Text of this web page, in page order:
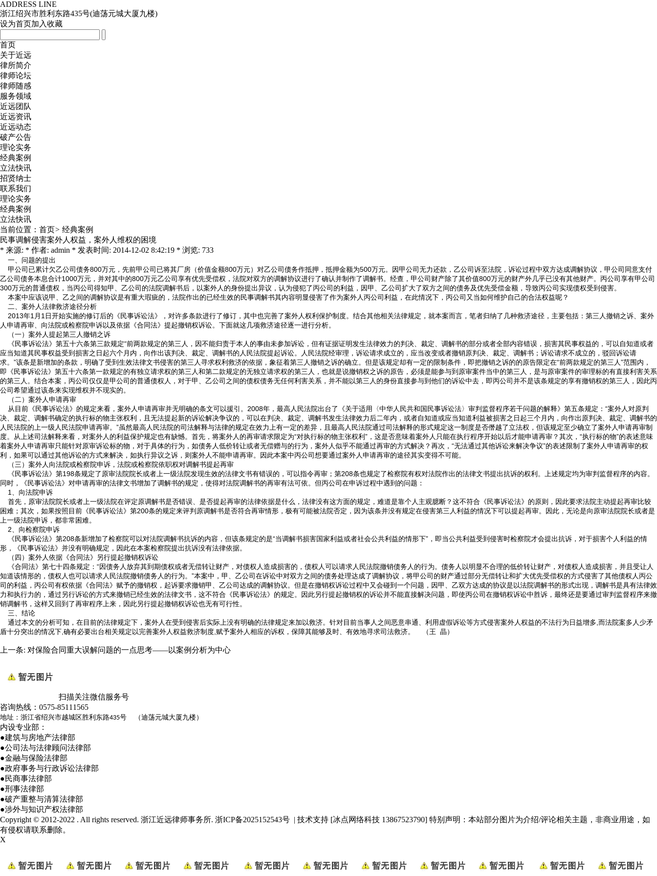
ADDRESS LINE
浙江绍兴市胜利东路435号(迪荡元城大厦九楼)
设为首页加入收藏
首页
关于近远
律所简介
律师论坛
律师随感
服务领域
近远团队
近远资讯
近远动态
破产公告
理论实务
经典案例
立法快讯
招贤纳士
联系我们
理论实务
经典案例
立法快讯
当前位置： 首页> 经典案例
民事调解侵害案外人权益，案外人维权的困境
* 来源: * 作者: admin * 发表时间: 2014-12-02 8:42:19 * 浏览: 733
一、问题的提出
甲公司已累计欠乙公司债务800万元，先前甲公司已将其厂房（价值金额800万元）对乙公司债务作抵押，抵押金额为500万元。因甲公司无力还款，乙公司诉至法院，诉讼过程中双方达成调解协议，甲公司同意支付
乙公司债务本息合计1000万元，并对其中的800万元乙公司享有优先受偿权，法院对双方的调解协议进行了确认并制作了调解书。经查，甲公司财产除了其价值800万元的财产外几乎已没有其他财产。丙公司享有甲公司
300万元的普通债权，当丙公司得知甲、乙公司的法院调解书后，以案外人的身份提出异议，认为侵犯了丙公司的利益，因甲、乙公司扩大了双方之间的债务及优先受偿金额，导致丙公司实现债权受到侵害。
本案中应该说甲、乙之间的调解协议是有重大瑕疵的，法院作出的已经生效的民事调解书其内容明显侵害了作为案外人丙公司利益，在此情况下，丙公司又当如何维护自己的合法权益呢？
二、案外人法律救济途径分析
2013年1月1日开始实施的修订后的《民事诉讼法》，对许多条款进行了修订，其中也完善了案外人权利保护制度。结合其他相关法律规定，就本案而言，笔者归纳了几种救济途径，主要包括：第三人撤销之诉、案外
人申请再审、向法院或检察院申诉以及依据《合同法》提起撤销权诉讼。下面就这几项救济途径逐一进行分析。
（一）案外人提起第三人撤销之诉
《民事诉讼法》第五十六条第三款规定“前两款规定的第三人，因不能归责于本人的事由未参加诉讼，但有证据证明发生法律效力的判决、裁定、调解书的部分或者全部内容错误，损害其民事权益的，可以自知道或者
应当知道其民事权益受到损害之日起六个月内，向作出该判决、裁定、调解书的人民法院提起诉讼。人民法院经审理，诉讼请求成立的，应当改变或者撤销原判决、裁定、调解书；诉讼请求不成立的，驳回诉讼请
求。”该条是新增加的条款，明确了受到生效法律文书侵害的第三人寻求权利救济的依据，象征着第三人撤销之诉的确立。但是该规定却有一定的限制条件，即把撤销之诉的的原告限定在“前两款规定的第三人”范围内，
即《民事诉讼法》第五十六条第一款规定的有独立请求权的第三人和第二款规定的无独立请求权的第三人，也就是说撤销权之诉的原告，必须是能参与到原审案件当中的第三人，是与原审案件的审理标的有直接利害关系
的第三人。结合本案，丙公司仅仅是甲公司的普通债权人，对于甲、乙公司之间的债权债务无任何利害关系，并不能以第三人的身份直接参与到他们的诉讼中去，即丙公司并不是该条规定的享有撤销权的第三人，因此丙
公司希望通过该条来实现维权并不现实的。
（二）案外人申请再审
从目前《民事诉讼法》的规定来看，案外人申请再审并无明确的条文可以援引。2008年，最高人民法院出台了《关于适用〈中华人民共和国民事诉讼法〉审判监督程序若干问题的解释》第五条规定：“案外人对原判
决、裁定、调解书确定的执行标的物主张权利，且无法提起新的诉讼解决争议的，可以在判决、裁定、调解书发生法律效力后二年内，或者自知道或应当知道利益被损害之日起三个月内，向作出原判决、裁定、调解书的
人民法院的上一级人民法院申请再审。”虽然最高人民法院的司法解释与法律的规定在效力上有一定的差异，且最高人民法院通过司法解释的形式规定这一制度是否僭越了立法权，但该规定至少确立了案外人申请再审制
度。从上述司法解释来看，对案外人的利益保护规定也有缺憾。首先，将案外人的再审请求限定为“对执行标的物主张权利”，这是否意味着案外人只能在执行程序开始以后才能申请再审？其次，“执行标的物”的表述意味
着案外人申请再审只能针对原审诉讼标的物，对于具体的行为，如债务人低价转让或者无偿赠与的行为，案外人似乎不能通过再审的方式解决？再次，“无法通过其他诉讼来解决争议”的表述限制了案外人申请再审的权
利，如果可以通过其他诉讼的方式来解决，如执行异议之诉，则案外人不能申请再审。因此本案中丙公司想要通过案外人申请再审的途径其实变得不可能。
（三）案外人向法院或检察院申诉，法院或检察院依职权对调解书提起再审
《民事诉讼法》第198条规定了原审法院院长或者上一级法院发现生效的法律文书有错误的，可以指令再审；第208条也规定了检察院有权对法院作出的法律文书提出抗诉的权利。上述规定均为审判监督程序的内容。
同时，《民事诉讼法》对申请再审的法律文书增加了调解书的规定，使得对法院调解书的再审有法可依。但丙公司在申诉过程中遇到的问题：
1、向法院申诉
首先，原审法院院长或者上一级法院在评定原调解书是否错误、是否提起再审的法律依据是什么，法律没有这方面的规定，难道是靠个人主观臆断？这不符合《民事诉讼法》的原则，因此要求法院主动提起再审比较
困难；其次，如果按照目前《民事诉讼法》第200条的规定来评判原调解书是否符合再审情形，极有可能被法院否定，因为该条并没有规定在侵害第三人利益的情况下可以提起再审。因此，无论是向原审法院院长或者是
上一级法院申诉，都非常困难。
2、向检察院申诉
《民事诉讼法》第208条新增加了检察院可以对法院调解书抗诉的内容，但该条规定的是“当调解书损害国家利益或者社会公共利益的情形下”，即当公共利益受到侵害时检察院才会提出抗诉，对于损害个人利益的情
形，《民事诉讼法》并没有明确规定，因此在本案检察院提出抗诉没有法律依据。
（四）案外人依据《合同法》另行提起撤销权诉讼
《合同法》第七十四条规定：“因债务人放弃其到期债权或者无偿转让财产，对债权人造成损害的，债权人可以请求人民法院撤销债务人的行为。债务人以明显不合理的低价转让财产，对债权人造成损害，并且受让人
知道该情形的，债权人也可以请求人民法院撤销债务人的行为。”本案中，甲、乙公司在诉讼中对双方之间的债务处理达成了调解协议，将甲公司的财产通过部分无偿转让和扩大优先受偿权的方式侵害了其他债权人丙公
司的利益，丙公司有权依据《合同法》赋予的撤销权，起诉要求撤销甲、乙公司达成的调解协议。但是在撤销权诉讼过程中又会碰到一个问题，因甲、乙双方达成的协议是以法院调解书的形式出现，调解书是具有法律效
力和执行力的，通过另行诉讼的方式来撤销已经生效的法律文书，这不符合《民事诉讼法》的规定。因此另行提起撤销权的诉讼并不能直接解决问题，即使丙公司在撤销权诉讼中胜诉，最终还是要通过审判监督程序来撤
销调解书，这样又回到了再审程序上来，因此另行提起撤销权诉讼也无有可行性。
三、结论
通过本文的分析可知，在目前的法律规定下，案外人在受到侵害后实际上没有明确的法律规定来加以救济。针对目前当事人之间恶意串通、利用虚假诉讼等方式侵害案外人权益的不法行为日益增多,而法院案多人少矛
盾十分突出的情况下,确有必要出台相关规定以完善案外人权益救济制度,赋予案外人相应的诉权，保障其能够及时、有效地寻求司法救济。 （王 晶）
上一条: 对保险合同重大误解问题的一点思考——以案例分析为中心
扫描关注微信服务号
咨询热线： 0575-85111565
地址：浙江省绍兴市越城区胜利东路435号 （迪荡元城大厦九楼）
内设专业部：
●建筑与房地产法律部
●公司法与法律顾问法律部
●金融与保险法律部
●政府事务与行政诉讼法律部
●民商事法律部
●刑事法律部
●破产重整与清算法律部
●涉外与知识产权法律部
Copyright © 2012-2022 . All rights reserved. 浙江近远律师事务所. 浙ICP备2025152543号 | 技术支持 [冰点网络科技 13867523790] 特别声明：本站部分图片为介绍/评论相关主题，非商业用途，如
有侵权请联系删除。
X